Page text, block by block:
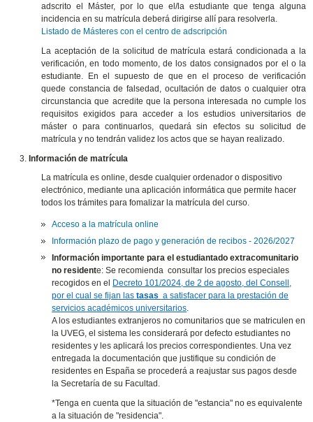
adscrito el Máster, por lo que el/la estudiante que tenga alguna
incidencia en su matrícula deberá dirigirse allí para resolverla.
Listado de Másteres con el centro de adscripción
La aceptación de la solicitud de matrícula estará condicionada a la
verificación, en todo momento, de los datos consignados por el o la
estudiante. En el supuesto de que en el proceso de verificación
quede constancia de falsedad, ocultación de datos o cualquier otra
circunstancia que acredite que la persona interesada no cumple los
requisitos exigidos para acceder a los estudios universitarios de
máster o para continuarlos, quedará sin efectos su solicitud de
matrícula y no tendrán validez los actos que se hayan realizado.
Información de matrícula
La matrícula es online, desde cualquier ordenador o dispositivo
electrónico, mediante una aplicación informática que permite hacer
todos los trámites para fomalizar la matrícula del curso.
Acceso a la matrícula online
Información plazo de pago y generación de recibos - 2026/2027
Información importante para el estudiantado extracomunitario
no residente: Se recomienda consultar los precios especiales
recogidos en el Decreto 101/2024, de 2 de agosto, del Consell,
por el cual se fijan lastasas a satisfacer para la prestación de
servicios académicos universitarios
A los estudiantes extranjeros no comunitarios que se matriculen en
la UVEG, el sistema les considerará por defecto estudiantes no
residentes y les aplicará los precios correspondientes. Una vez
entregada la documentación que justifique su condición de
residentes en España se procederá a reajustar sus pagos desde
la Secretaría de su Facultad.
*Tenga en cuenta que la situación de "estancia" no es equivalente
a la situación de "residencia".